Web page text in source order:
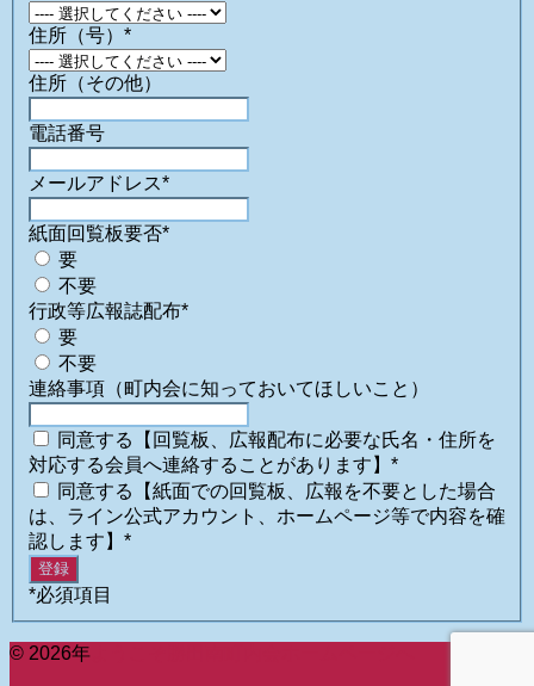
住所（号） *
住所（その他）
電話番号
メールアドレス*
紙面回覧板要否*
要
不要
行政等広報誌配布*
要
不要
連絡事項（町内会に知っておいてほしいこと）
同意する【回覧板、広報配布に必要な氏名・住所を
対応する会員へ連絡することがあります】 *
同意する【紙面での回覧板、広報を不要とした場合
は、ライン公式アカウント、ホームページ等で内容を確
認します】 *
*必須項目
© 2026年